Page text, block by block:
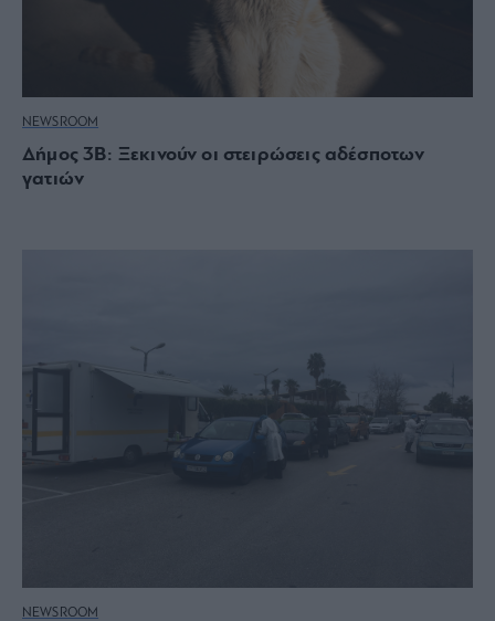
NEWSROOM
Δήμος 3Β: Ξεκινούν οι στειρώσεις αδέσποτων
γατιών
NEWSROOM